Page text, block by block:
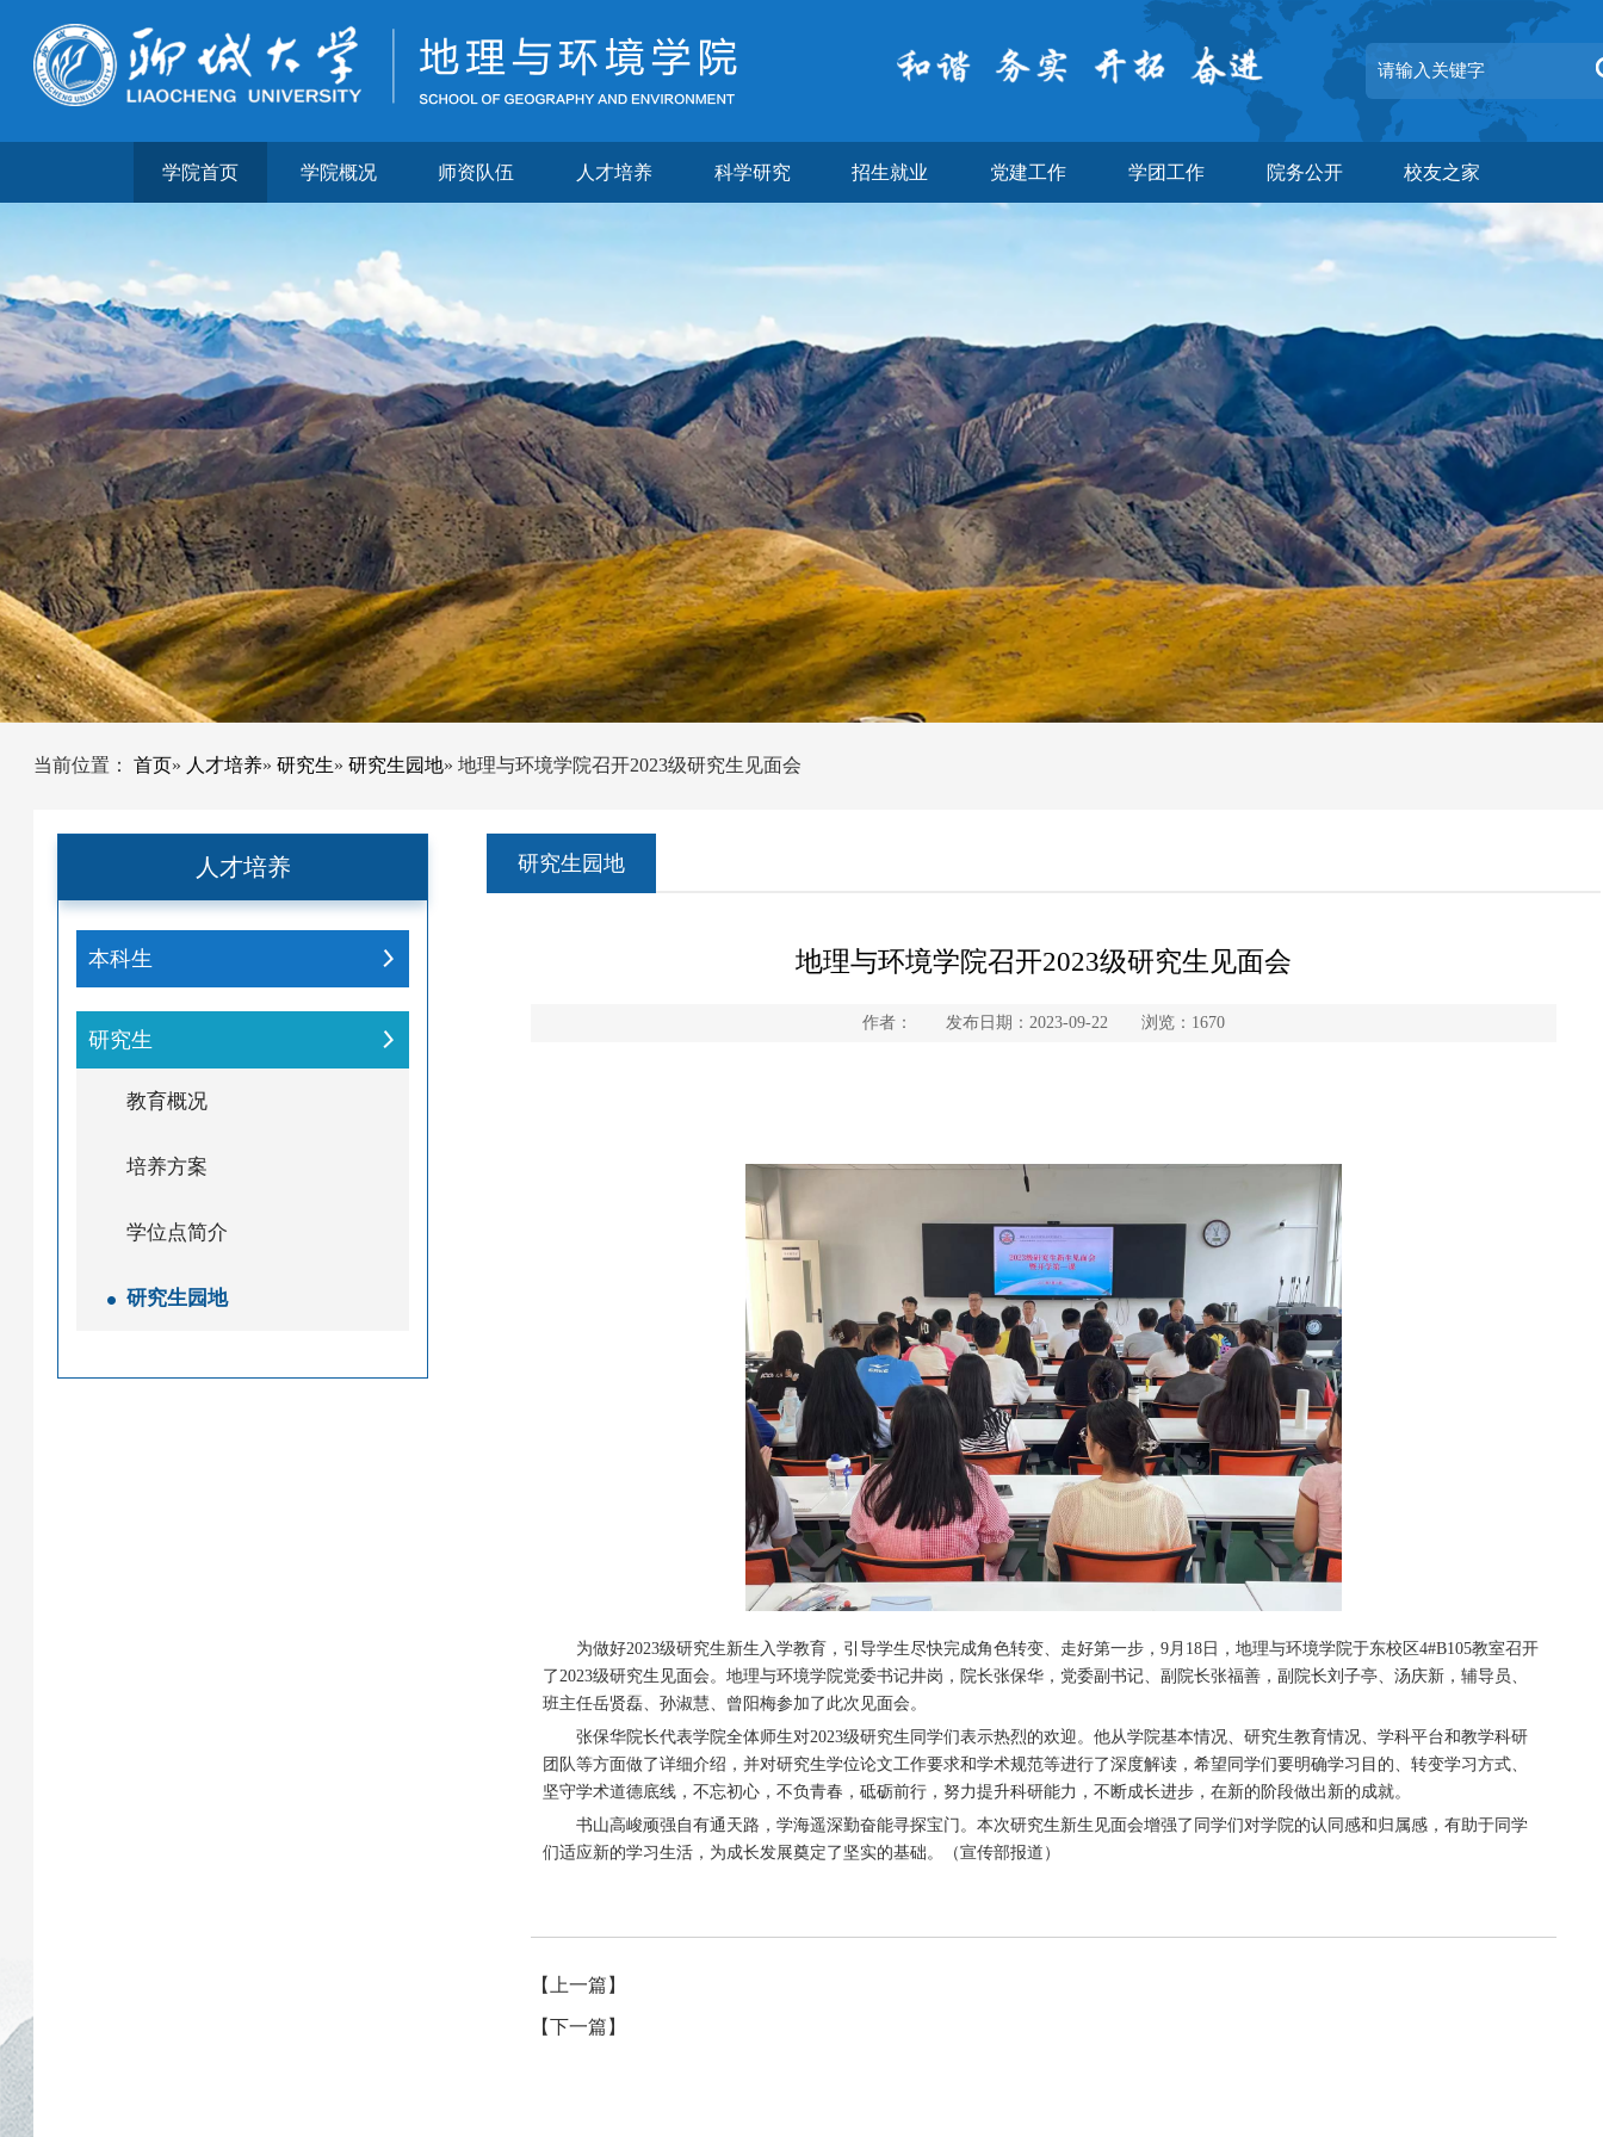
学院首页 学院概况 师资队伍 人才培养 科学研究 招生就业 党建工作 学团工作 院务公开 校友之家
当前位置： 首页» 人才培养» 研究生» 研究生园地» 地理与环境学院召开2023级研究生见面会
人才培养
本科生
研究生
教育概况
培养方案
学位点简介
研究生园地
研究生园地
地理与环境学院召开2023级研究生见面会
作者： 发布日期：2023-09-22 浏览： 1670
为做好2023级研究生新生入学教育，引导学生尽快完成角色转变、走好第一步，9月18日，地理与环境学院于东校区4#B105教室召开
了2023级研究生见面会。地理与环境学院党委书记井岗，院长张保华，党委副书记、副院长张福善，副院长刘子亭、汤庆新，辅导员、
班主任岳贤磊、孙淑慧、曾阳梅参加了此次见面会。
张保华院长代表学院全体师生对2023级研究生同学们表示热烈的欢迎。他从学院基本情况、研究生教育情况、学科平台和教学科研
团队等方面做了详细介绍，并对研究生学位论文工作要求和学术规范等进行了深度解读，希望同学们要明确学习目的、转变学习方式、
坚守学术道德底线，不忘初心，不负青春，砥砺前行，努力提升科研能力，不断成长进步，在新的阶段做出新的成就。
书山高峻顽强自有通天路，学海遥深勤奋能寻探宝门。本次研究生新生见面会增强了同学们对学院的认同感和归属感，有助于同学
们适应新的学习生活，为成长发展奠定了坚实的基础。（宣传部报道）
【上一篇】
【下一篇】